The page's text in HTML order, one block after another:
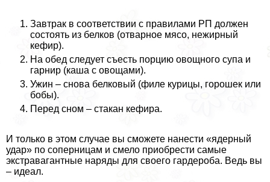
Завтpaк в соответствии с правилами РП должен
состоять из белков (отварное мясо, нежирный
кефир).
На обед следует съесть порцию овощного супа и
гарнир (каша с овощами).
Ужин – снова белковый (филе курицы, горошек или
бобы).
Перед сном – стакан кефира.
И только в этом случае вы сможете нанести «ядерный
удар» по соперницам и смело приобрести самые
экстравагантные наряды для своего гардероба. Ведь вы
– идеал.